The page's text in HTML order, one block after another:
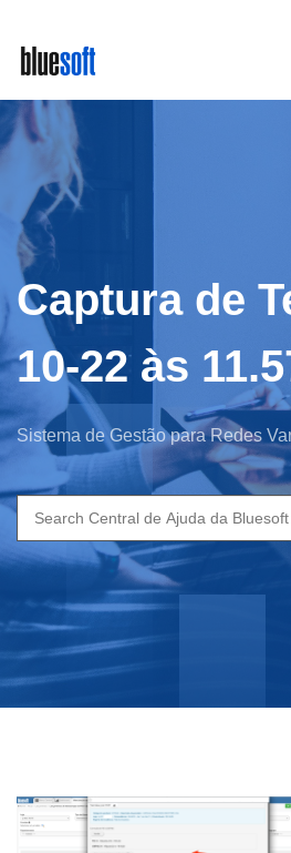
main
content
Captura de
10-22 às
Sistema de Gestão para Redes
Search
for: